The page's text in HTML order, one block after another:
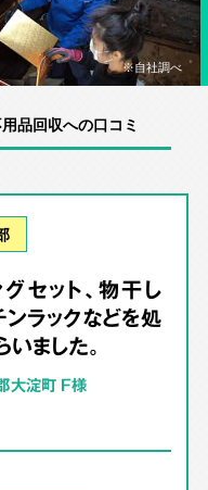
※自社調べ
品回収への口コミ
セット、物干し
ンラックなどを処
ました。
大淀町 F様